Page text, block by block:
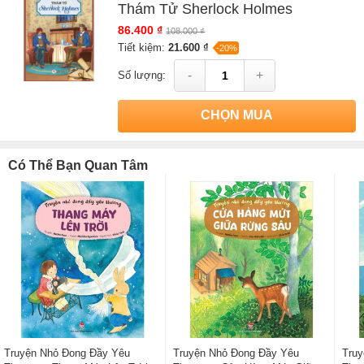
của tác giảSir Arthur Conan Doyle, có bán tại Nhà sách online
NetaBooks với ưu đãi Bao sách miễn phí và Gian hàng NetaBooks
tại Tiki với ưu đãi Bao sách miễn phí và tặng Bookmark
Thám Tử Sherlock Holmes
86.400 ₫ 108.000 ₫
Tiết kiệm:21.600 ₫ -20%
Số lượng: - +
CHỌN MUA
Có Thể Bạn Quan Tâm
Truyện Nhỏ Đong Đầy Yêu
Truyện Nhỏ Đong Đầy Yêu